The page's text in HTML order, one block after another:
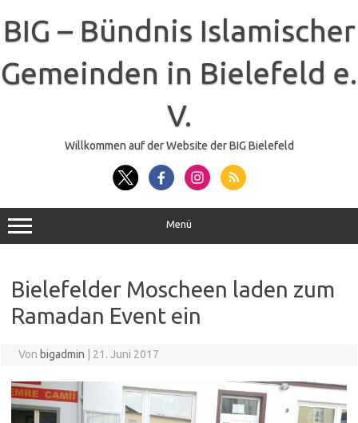
springen
BIG – Bündnis Islamischer
Gemeinden in Bielefeld e.
V.
Willkommen auf der Website der BIG Bielefeld
Menü
Bielefelder Moscheen laden zum
Ramadan Event ein
Von bigadmin 21. Juni 2017